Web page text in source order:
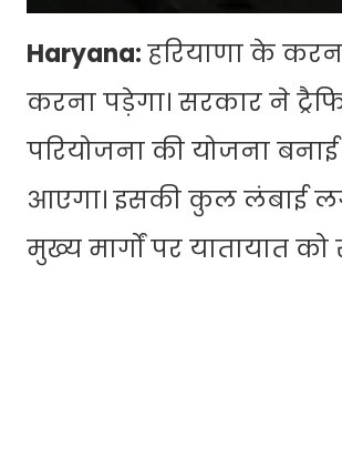
Haryana:हरियाणा के
करना पड़ेगा। सरकार ने
परियोजना की योजना
आएगा। इसकी कुल लंबाई
मुख्य मार्गों पर यातायात